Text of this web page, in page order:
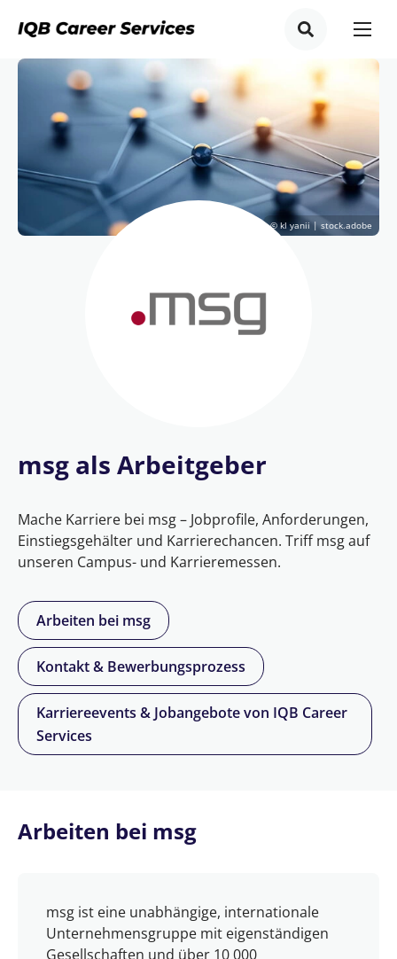
© kl yanii | stock.adobe
msg als Arbeitgeber
Mache Karriere bei msg – Jobprofile, Anforderungen,
Einstiegsgehälter und Karrierechancen. Triff msg auf
unseren Campus- und Karrieremessen.
Arbeiten bei msg
Kontakt & Bewerbungsprozess
Karriereevents & Jobangebote von IQB Career
Services
Arbeiten bei msg
msg ist eine unabhängige, internationale
Unternehmensgruppe mit eigenständigen
Gesellschaften und über 10 000